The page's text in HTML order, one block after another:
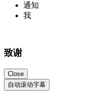
通知
我
致谢
Close
自动滚动字幕